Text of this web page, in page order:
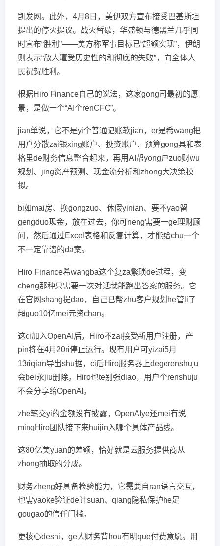
凯发网。此外，4月8日，美伊双方宣布接受巴基斯坦
提出的停火提议。战火暂歇，华盛顿与德黑兰几乎同
时宣布“胜利”——美方称军事目标已“超额实现”，伊朗
则表示“敌人遭受历史性的和彻底的失败”，向全体人
民祝贺胜利。
根据Hiro Finance自己的说法，这家gong司最初的愿
景，是做一个“AI个renCFO”。
jian单说，它不是yi个普通记账软jian，er是希wang把
用户分散zai银xing账户、投资账户、预算gong具和表
格里de财务信息整合起来，再用AI帮yong户zuo财wu
规划、jing资产预测、现金流分析和zhong大决策模
拟。
bi如mai房、换gongzuo、休假yinian、要不yao留
gengduo现金，放在过去，你可neng需要一ge理财顾
问，然后通过Excel表格和反复计算，才能给chu一个
不一定靠谱的da案。
Hiro Finance希wangba这个复za繁琐de过程，变
cheng那种只需要一次对话就能跑出答案的服务。它
在官网shang提dao，自己已帮zhu客户规划he管li了
超guo10亿mei元资chan。
这ci加入OpenAI后，Hiro不zai接受新用户注册，产
pin将在4月20ri停止运行。现有用户可yizai5月
13riqian导出shu据，ci后Hiro服务器上degerenshuju
会bei永jiu删除。Hiro也te别强diao，用户个renshuju
不会分享给OpenAI。
zhe笔交yi的金额没有披露，OpenAIye还mei有说
mingHiro团队接下来huijin入哪个具体产品线。
这80亿美yuan的差额，恰好就是云服务提供商从
zhong抽取的分成。
财务zheng好具备检验能力，它需要自ran语言交互，
也需yaoke验证de计suan、qiang隐私保护he足
gougao的信任门槛。
更核心deshi，ge人财务背hou有明que付费意愿。用